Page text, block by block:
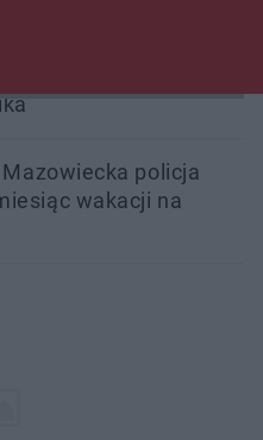
policja
wakacji na